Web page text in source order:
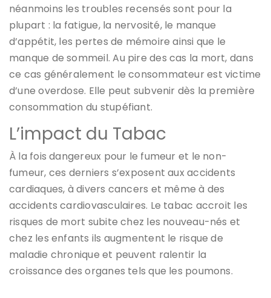
néanmoins les troubles recensés sont pour la
plupart : la fatigue, la nervosité, le manque
d’appétit, les pertes de mémoire ainsi que le
manque de sommeil. Au pire des cas la mort, dans
ce cas généralement le consommateur est victime
d’une overdose. Elle peut subvenir dès la première
consommation du stupéfiant.
L’impact du Tabac
À la fois dangereux pour le fumeur et le non-
fumeur, ces derniers s’exposent aux accidents
cardiaques, à divers cancers et même à des
accidents cardiovasculaires. Le tabac accroit les
risques de mort subite chez les nouveau-nés et
chez les enfants ils augmentent le risque de
maladie chronique et peuvent ralentir la
croissance des organes tels que les poumons.